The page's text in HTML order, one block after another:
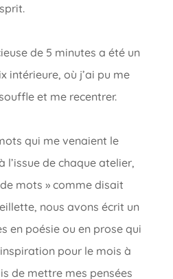
de 5 minutes a été un
intérieure, où j’ai pu me
et me recentrer.
qui me venaient le
l’issue de chaque atelier,
mots » comme disait
nous avons écrit un
en poésie ou en prose qui
pour le mois à
de mettre mes pensées